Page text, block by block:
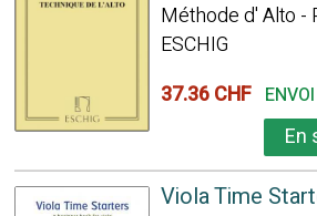
Méthode d' Alto -
ESCHIG
37.36 CHF
En
Viola Time